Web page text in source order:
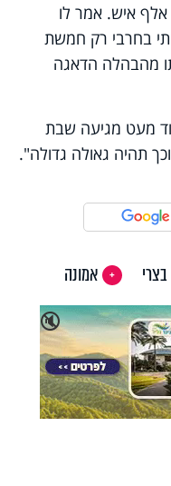
איש. אמר לו
בחרבי רק חמשת
מהבהלה הדאגה
מעט מגיעה שבת
תהיה גאולה גדולה".
אמונה
🔇